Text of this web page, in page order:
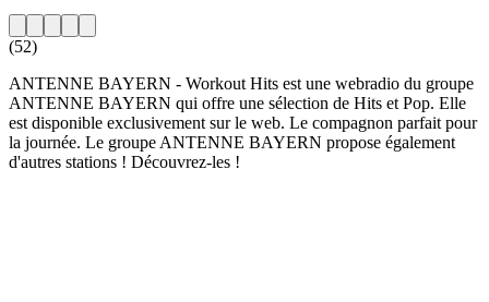
(52)
ANTENNE BAYERN - Workout Hits est une webradio du groupe
ANTENNE BAYERN qui offre une sélection de Hits et Pop. Elle
est disponible exclusivement sur le web. Le compagnon parfait pour
la journée. Le groupe ANTENNE BAYERN propose également
d'autres stations ! Découvrez-les !